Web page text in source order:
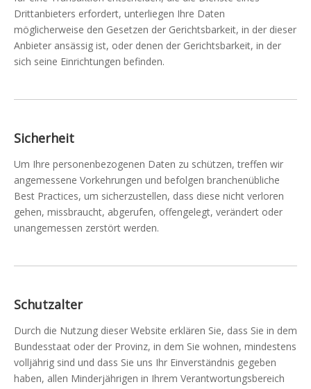
Drittanbieters erfordert, unterliegen Ihre Daten
möglicherweise den Gesetzen der Gerichtsbarkeit, in der dieser
Anbieter ansässig ist, oder denen der Gerichtsbarkeit, in der
sich seine Einrichtungen befinden.
Sicherheit
Um Ihre personenbezogenen Daten zu schützen, treffen wir
angemessene Vorkehrungen und befolgen branchenübliche
Best Practices, um sicherzustellen, dass diese nicht verloren
gehen, missbraucht, abgerufen, offengelegt, verändert oder
unangemessen zerstört werden.
Schutzalter
Durch die Nutzung dieser Website erklären Sie, dass Sie in dem
Bundesstaat oder der Provinz, in dem Sie wohnen, mindestens
volljährig sind und dass Sie uns Ihr Einverständnis gegeben
haben, allen Minderjährigen in Ihrem Verantwortungsbereich